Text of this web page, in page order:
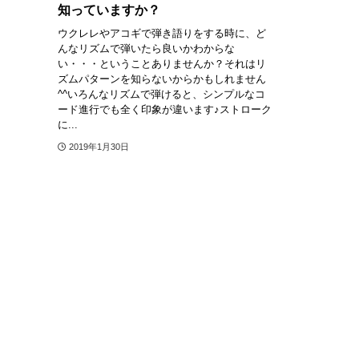
知っていますか？
ウクレレやアコギで弾き語りをする時に、ど
んなリズムで弾いたら良いかわからな
い・・・ということありませんか？それはリ
ズムパターンを知らないからかもしれません
^^いろんなリズムで弾けると、シンプルなコ
ード進行でも全く印象が違います♪ストローク
に...
2019年1月30日